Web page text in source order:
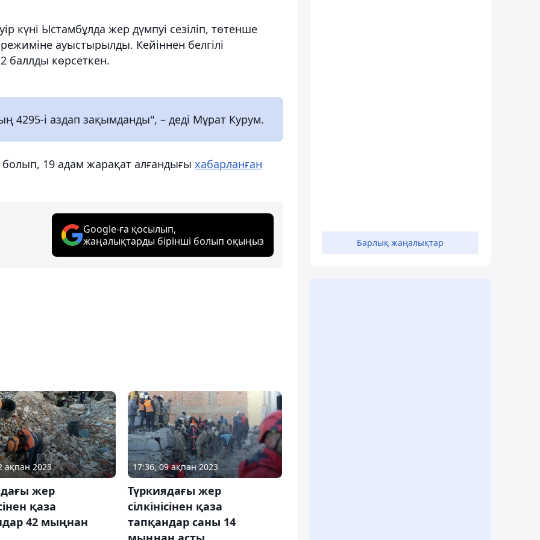
күні Ыстамбұлда жер дүмпуі сезіліп, төтенше
ауыстырылды. Кейіннен белгілі
баллды көрсеткен.
4295-і аздап зақымданды", – деді Мұрат Курум.
болып, 19 адам жарақат алғандығы хабарланған
Google-ға қосылып,
жаңалықтарды бірінші болып оқыңыз
ақпан 2023
жер
қаза
42 мыңнан
17:36, 09 ақпан 2023
Түркиядағы жер
сілкінісінен қаза
тапқандар саны 14
Барлық жаңалықтар